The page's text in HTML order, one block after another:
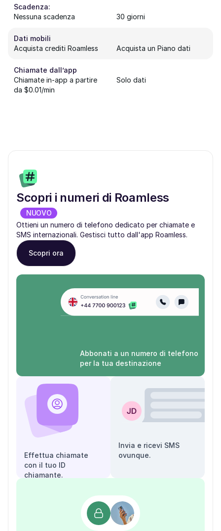
Scadenza:
Nessuna scadenza
30 giorni
Dati mobili
Acquista crediti Roamless
Acquista un Piano dati
Chiamate dall’app
Chiamate in-app a partire
da $0.01/min
Solo dati
Scopri i numeri di Roamless
NUOVO
Ottieni un numero di telefono dedicato per chiamate e
SMS internazionali. Gestisci tutto dall'app Roamless.
Scopri ora
Abbonati a un numero di telefono
per la tua destinazione
Effettua chiamate
con il tuo ID
chiamante.
Invia e ricevi SMS
ovunque.